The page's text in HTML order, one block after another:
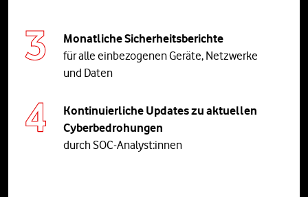
Monatliche Sicherheitsberichte
für alle einbezogenen Geräte, Netzwerke
und Daten
Kontinuierliche Updates zu aktuellen
Cyberbedrohungen
durch SOC-Analyst:innen